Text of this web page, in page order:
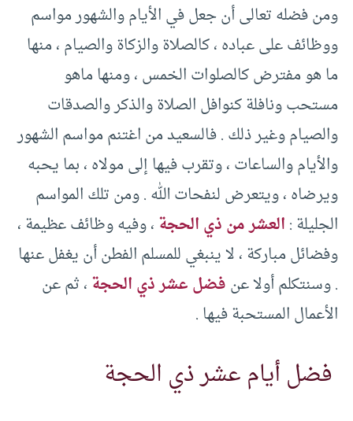
ومن فضله تعالى أن جعل في الأيام والشهور مواسم
ووظائف على عباده ، كالصلاة والزكاة والصيام ، منها
ما هو مفترض كالصلوات الخمس ، ومنها ماهو
مستحب ونافلة كنوافل الصلاة والذكر والصدقات
والصيام وغير ذلك . فالسعيد من اغتنم مواسم الشهور
والأيام والساعات ، وتقرب فيها إلى مولاه ، بما يحبه
ويرضاه ، ويتعرض لنفحات الله . ومن تلك المواسم
الجليلة :العشر من ذي الحجة، وفيه وظائف عظيمة ،
وفضائل مباركة ، لا ينبغي للمسلم الفطن أن يغفل عنها
. وسنتكلم أولا عنفضل عشر ذي الحجة، ثم عن
الأعمال المستحبة فيها .
فضل أيام عشر ذي الحجة